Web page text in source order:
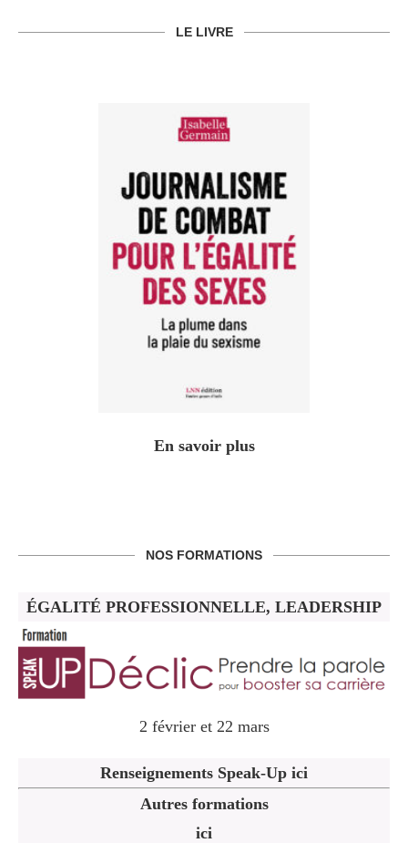
LE LIVRE
En savoir plus
NOS FORMATIONS
ÉGALITÉ PROFESSIONNELLE, LEADERSHIP
2 février et 22 mars
Renseignements Speak-Up ici
Autres formations
ici